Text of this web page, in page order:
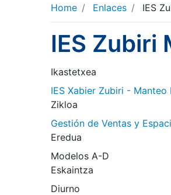
Home Enlaces IES
IES Zubiri
Ikastetxea
IES Xabier Zubiri - Manteo
Zikloa
Gestión de Ventas y
Eredua
Modelos A-D
Eskaintza
Diurno